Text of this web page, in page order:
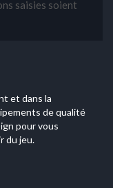
saisies soient
et dans la
de qualité
pour vous
du jeu.